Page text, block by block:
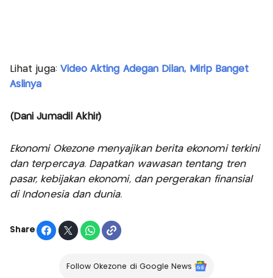
Lihat juga: Video Akting Adegan Dilan, Mirip Banget
Aslinya
(Dani Jumadil Akhir)
Ekonomi Okezone menyajikan berita ekonomi terkini
dan terpercaya. Dapatkan wawasan tentang tren
pasar, kebijakan ekonomi, dan pergerakan finansial
di Indonesia dan dunia.
Share
Follow Okezone di Google News